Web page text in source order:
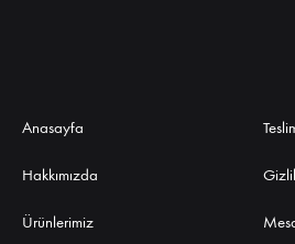
Anasayfa
Hakkımızda
Ürünlerimiz